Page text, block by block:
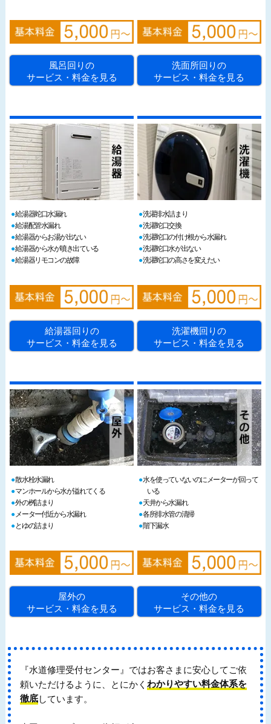
風呂回りの
サービス・料金を見る
洗面所回りの
サービス・料金を見る
給湯器蛇口水漏れ
給湯配管水漏れ
給湯器からお湯が出ない
給湯器から水が噴き出ている
給湯器リモコンの故障
給湯器回りの
サービス・料金を見る
洗濯排水詰まり
洗濯蛇口交換
洗濯蛇口の付け根から水漏れ
洗濯蛇口水が出ない
洗濯蛇口の高さを変えたい
洗濯機回りの
サービス・料金を見る
散水栓水漏れ
マンホールから水が溢れてくる
外の桝詰まり
メーター付近から水漏れ
とゆの詰まり
屋外の
サービス・料金を見る
水を使っていないのにメーターが回って
いる
天井から水漏れ
各所排水管の清掃
階下漏水
その他の
サービス・料金を見る
『水道修理受付センター』ではお客さまに安心してご依
頼いただけるように、とにかく わかりやすい料金体系を
徹底しています。